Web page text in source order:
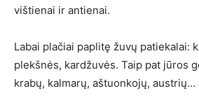
vištienai ir antienai.
Labai plačiai paplitę žuvų patiekalai:
plekšnės, kardžuvės. Taip pat jūros
krabų, kalmarų, aštuonkojų, austrių…